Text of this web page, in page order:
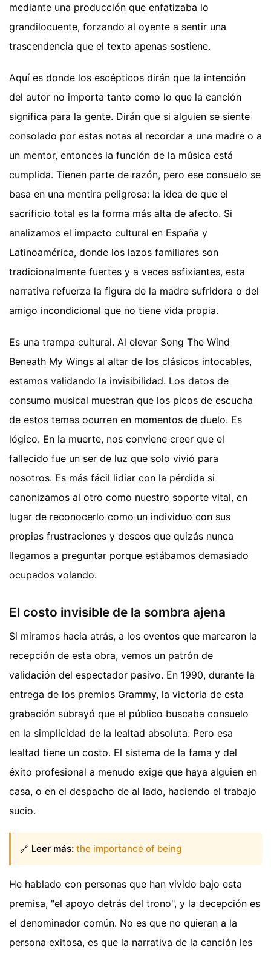
mediante una producción que enfatizaba lo
grandilocuente, forzando al oyente a sentir una
trascendencia que el texto apenas sostiene.
Aquí es donde los escépticos dirán que la intención
del autor no importa tanto como lo que la canción
significa para la gente. Dirán que si alguien se siente
consolado por estas notas al recordar a una madre o a
un mentor, entonces la función de la música está
cumplida. Tienen parte de razón, pero ese consuelo se
basa en una mentira peligrosa: la idea de que el
sacrificio total es la forma más alta de afecto. Si
analizamos el impacto cultural en España y
Latinoamérica, donde los lazos familiares son
tradicionalmente fuertes y a veces asfixiantes, esta
narrativa refuerza la figura de la madre sufridora o del
amigo incondicional que no tiene vida propia.
Es una trampa cultural. Al elevar Song The Wind
Beneath My Wings al altar de los clásicos intocables,
estamos validando la invisibilidad. Los datos de
consumo musical muestran que los picos de escucha
de estos temas ocurren en momentos de duelo. Es
lógico. En la muerte, nos conviene creer que el
fallecido fue un ser de luz que solo vivió para
nosotros. Es más fácil lidiar con la pérdida si
canonizamos al otro como nuestro soporte vital, en
lugar de reconocerlo como un individuo con sus
propias frustraciones y deseos que quizás nunca
llegamos a preguntar porque estábamos demasiado
ocupados volando.
El costo invisible de la sombra ajena
Si miramos hacia atrás, a los eventos que marcaron la
recepción de esta obra, vemos un patrón de
validación del espectador pasivo. En 1990, durante la
entrega de los premios Grammy, la victoria de esta
grabación subrayó que el público buscaba consuelo
en la simplicidad de la lealtad absoluta. Pero esa
lealtad tiene un costo. El sistema de la fama y del
éxito profesional a menudo exige que haya alguien en
casa, o en el despacho de al lado, haciendo el trabajo
sucio.
🔗 Leer más: the importance of being
He hablado con personas que han vivido bajo esta
premisa, "el apoyo detrás del trono", y la decepción es
el denominador común. No es que no quieran a la
persona exitosa, es que la narrativa de la canción les